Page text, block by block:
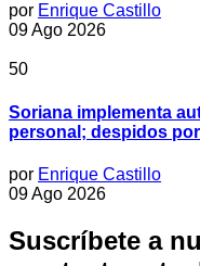
por Enrique Castillo
09 Ago 2026
50
Soriana implementa
personal; despidos
por Enrique Castillo
09 Ago 2026
Suscríbete a